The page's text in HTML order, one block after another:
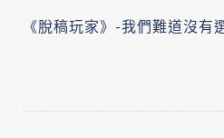
《脫稿玩家》-我們難道沒有